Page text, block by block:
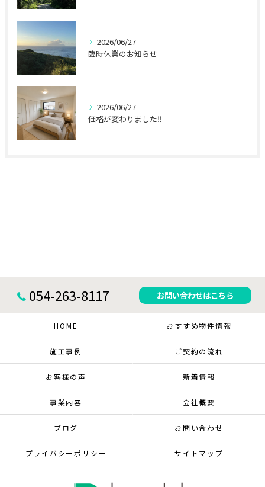
2026/06/27
臨時休業のお知らせ
2026/06/27
価格が変わりました‼
054-263-8117 お問い合わせはこちら
HOME おすすめ物件情報
施工事例 ご契約の流れ
お客様の声 新着情報
事業内容 会社概要
ブログ お問い合わせ
プライバシーポリシー サイトマップ